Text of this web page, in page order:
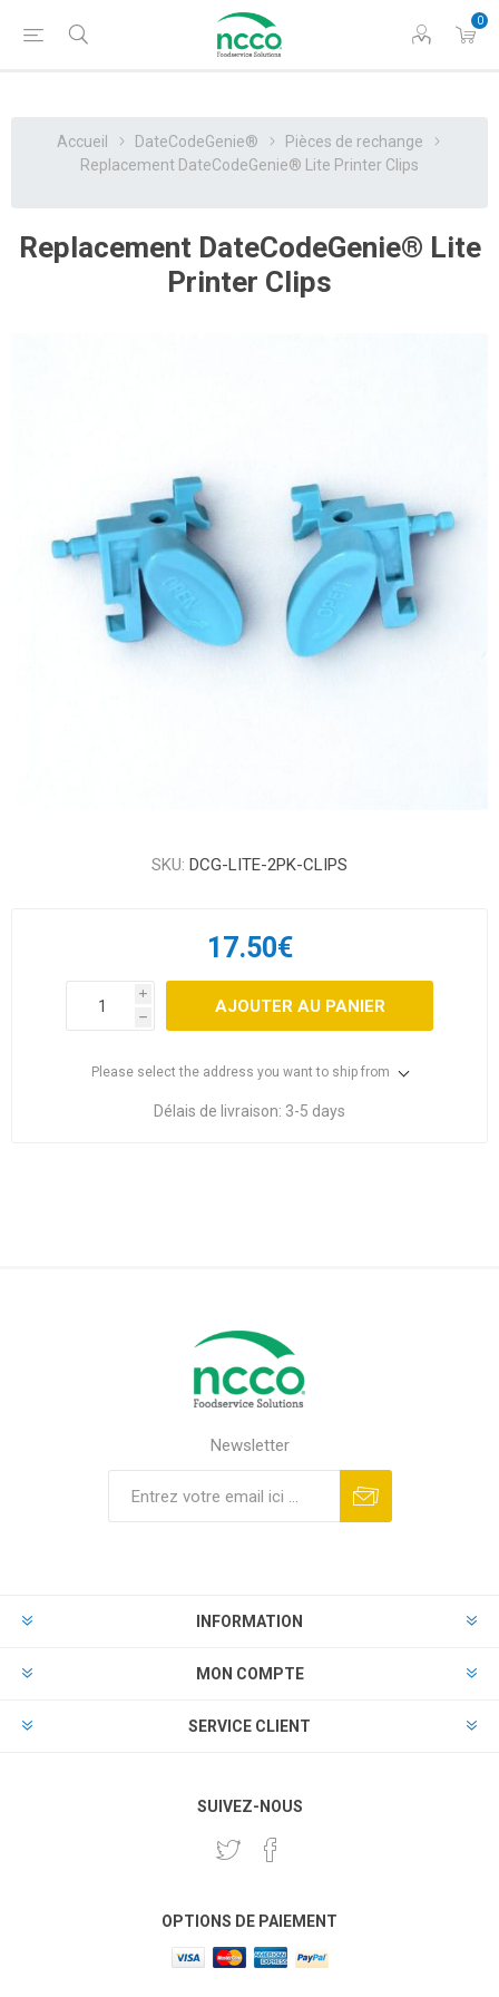
0
Accueil DateCodeGenie®
Pièces de rechange
Replacement DateCodeGenie® Lite Printer Clips
Replacement DateCodeGenie® Lite
Printer Clips
SKU: DCG-LITE-2PK-CLIPS
17.50€
i
h
AJOUTER AU PANIER
Please select the address you want to ship from
Délais de livraison: 3-5 days
Newsletter
INFORMATION
MON COMPTE
SERVICE CLIENT
SUIVEZ-NOUS
OPTIONS DE PAIEMENT